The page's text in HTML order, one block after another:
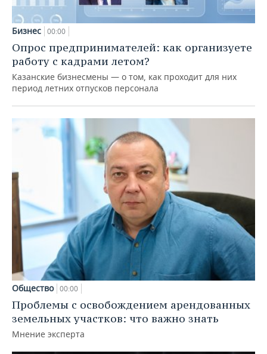
Бизнес 00:00
Опрос предпринимателей: как организуете
работу с кадрами летом?
Казанские бизнесмены — о том, как проходит для них
период летних отпусков персонала
Общество 00:00
Проблемы с освобождением арендованных
земельных участков: что важно знать
Мнение эксперта